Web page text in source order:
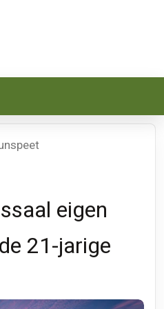
eigen
21-jarige